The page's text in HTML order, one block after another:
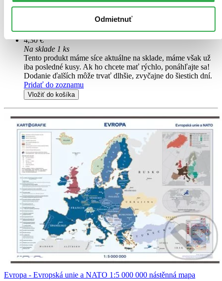
Odmietnuť
města, řeky, jezera, hory a pohoří, to vše doplněné významnými
památkami – prostě taková přehledná vlastivědná mapa? Navíc za
pouhých 50,- Kč?! My vám ji nyní nabí
4,30 €
Na sklade 1 ks
Tento produkt máme síce aktuálne na sklade, máme však už
iba posledné kusy. Ak ho chcete mať rýchlo, ponáhľajte sa!
Dodanie ďalších môže trvať dlhšie, zvyčajne do šiestich dní.
Pridať do zoznamu
Vložiť do košíka
Evropa - Evropská unie a NATO 1:5 000 000 nástěnná mapa